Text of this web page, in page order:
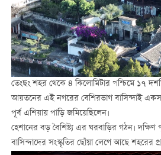
তেংছং শহর থেকে ৪ কিলোমিটার পশ্চিমে ১৭
আয়তনের এই নগরের বেশিরভাগ বাসিন্দাই
পূর্ব এশিয়ায় পাড়ি জমিয়েছিলেন।
হেশানের বড় বৈশিষ্ট্য এর ঘরবাড়ির গঠন।
বাসিন্দাদের সংস্কৃতির ছোঁয়া লেগে আছে শহরের